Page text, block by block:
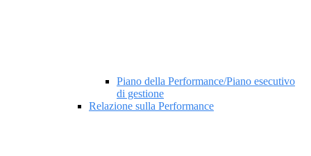
Piano della Performance/Piano esecutivo
di gestione
Relazione sulla Performance